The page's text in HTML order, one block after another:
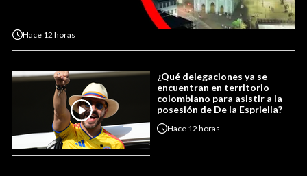
Hace 12 horas
¿Qué delegaciones ya se
encuentran en territorio
colombiano para asistir a la
posesión de De la Espriella?
Hace 12 horas